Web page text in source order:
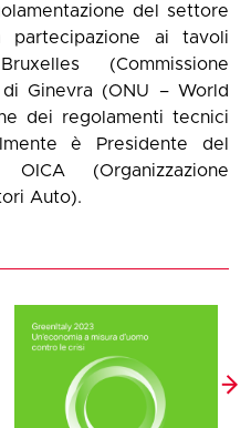
del settore
partecipazione ai tavoli
(Commissione
Ginevra (ONU – World
dei regolamenti tecnici
è Presidente del
(Organizzazione
Auto).